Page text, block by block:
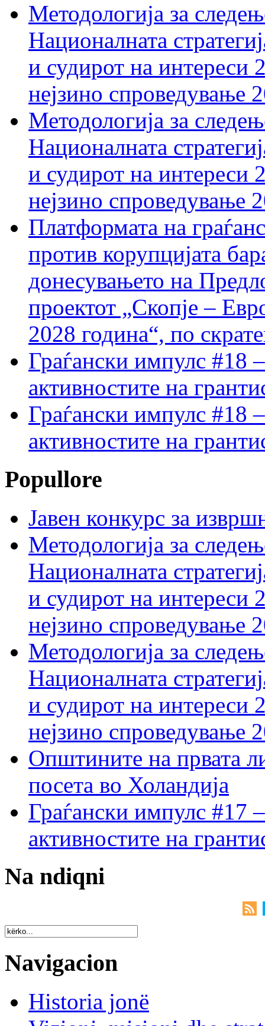
Методологија за
Националната
и судирот на интереси
нејзино спроведување
Методологија за
Националната
и судирот на интереси
нејзино спроведување
Платформата на
против корупцијата
донесувањето на
проектот „Скопје –
2028 година“, по
Граѓански импулс #18
активностите на
Граѓански импулс #18
активностите на
Popullore
Јавен конкурс за
Методологија за
Националната
и судирот на интереси
нејзино спроведување
Методологија за
Националната
и судирот на интереси
нејзино спроведување
Општините на првата
посета во Холандија
Граѓански импулс #17
активностите на
Na ndiqni
Navigacion
Historia jonë